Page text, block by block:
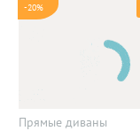
-20%
Прямые диваны